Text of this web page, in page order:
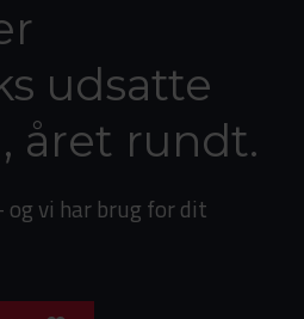
udsatte
året rundt.
vi har brug for dit